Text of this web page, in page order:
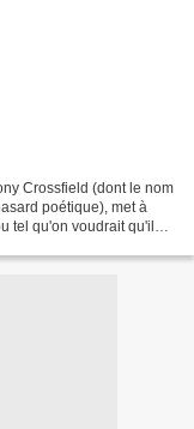
Crossfield (dont le nom
poétique), met à
tel qu'on voudrait qu'il